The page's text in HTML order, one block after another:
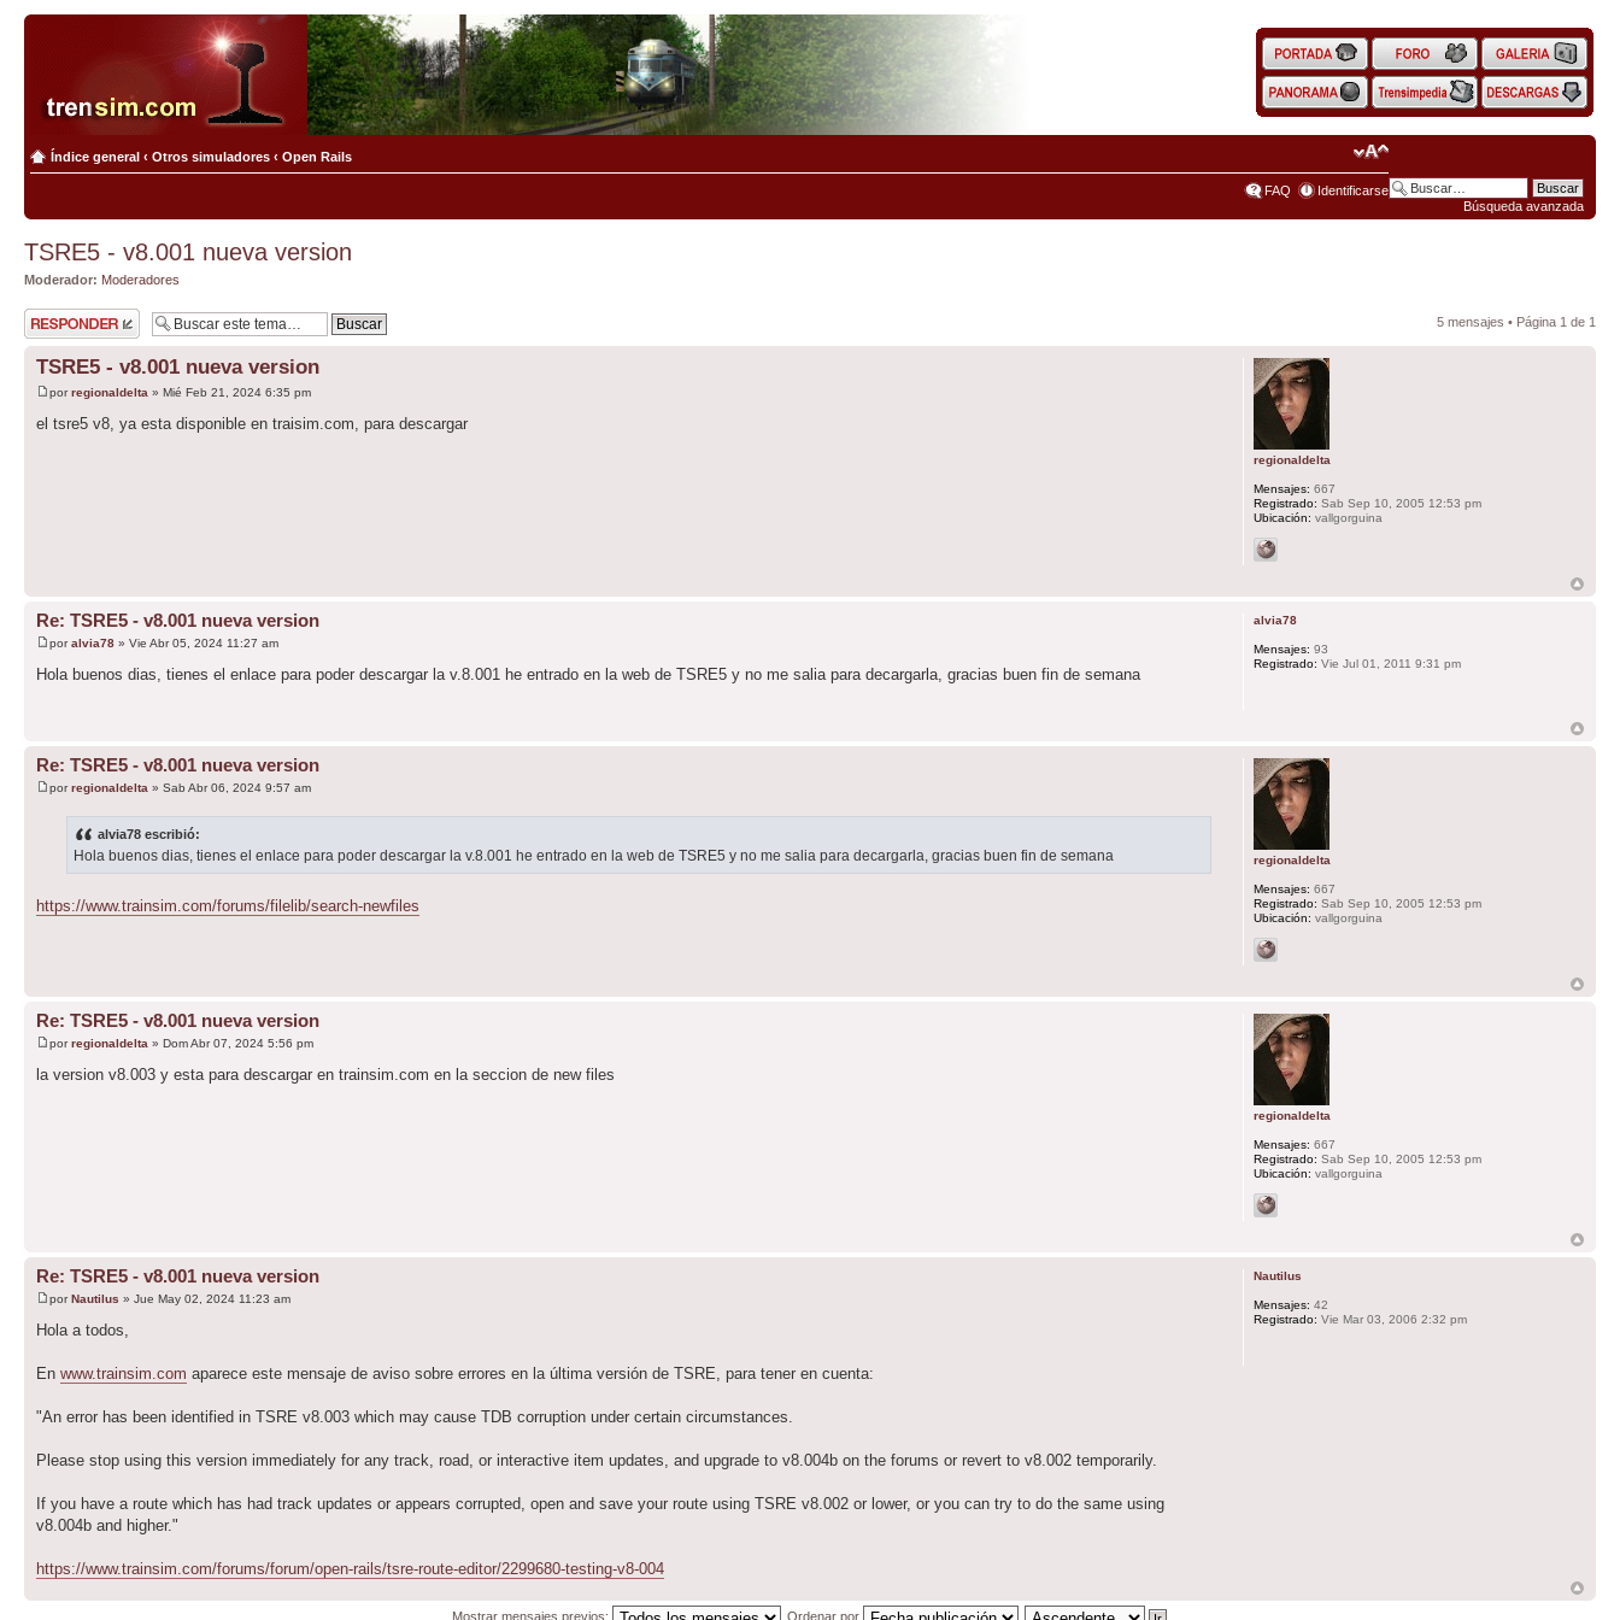
Búsqueda avanzada
Índice general ‹ Otros simuladores ‹ Open Rails
FAQ Identificarse
TSRE5 - v8.001 nueva version
Moderador: Moderadores
Publicar una
respuesta
5 mensajes • Página 1 de 1
TSRE5 - v8.001 nueva version
porregionaldelta » Mié Feb 21, 2024 6:35 pm
el tsre5 v8, ya esta disponible en traisim.com, para descargar
regionaldelta
Mensajes: 667
Registrado: Sab Sep 10, 2005 12:53 pm
Ubicación: vallgorguina
Re: TSRE5 - v8.001 nueva version
poralvia78 » Vie Abr 05, 2024 11:27 am
Hola buenos dias, tienes el enlace para poder descargar la v.8.001 he entrado en la web de TSRE5 y no me salia para decargarla, gracias buen fin de semana
alvia78
Mensajes: 93
Registrado: Vie Jul 01, 2011 9:31 pm
Re: TSRE5 - v8.001 nueva version
porregionaldelta » Sab Abr 06, 2024 9:57 am
alvia78 escribió:
Hola buenos dias, tienes el enlace para poder descargar la v.8.001 he entrado en la web de TSRE5 y no me salia para decargarla, gracias buen fin de semana
https://www.trainsim.com/forums/filelib/search-newfiles
regionaldelta
Mensajes: 667
Registrado: Sab Sep 10, 2005 12:53 pm
Ubicación: vallgorguina
Re: TSRE5 - v8.001 nueva version
porregionaldelta » Dom Abr 07, 2024 5:56 pm
la version v8.003 y esta para descargar en trainsim.com en la seccion de new files
regionaldelta
Mensajes: 667
Registrado: Sab Sep 10, 2005 12:53 pm
Ubicación: vallgorguina
Re: TSRE5 - v8.001 nueva version
porNautilus » Jue May 02, 2024 11:23 am
Hola a todos,
En www.trainsim.com aparece este mensaje de aviso sobre errores en la última versión de TSRE, para tener en cuenta:
"An error has been identified in TSRE v8.003 which may cause TDB corruption under certain circumstances.
Please stop using this version immediately for any track, road, or interactive item updates, and upgrade to v8.004b on the forums or revert to v8.002 temporarily.
If you have a route which has had track updates or appears corrupted, open and save your route using TSRE v8.002 or lower, or you can try to do the same using
v8.004b and higher."
https://www.trainsim.com/forums/forum/open-rails/tsre-route-editor/2299680-testing-v8-004
Nautilus
Mensajes: 42
Registrado: Vie Mar 03, 2006 2:32 pm
Mostrar mensajes previos: Ordenar por